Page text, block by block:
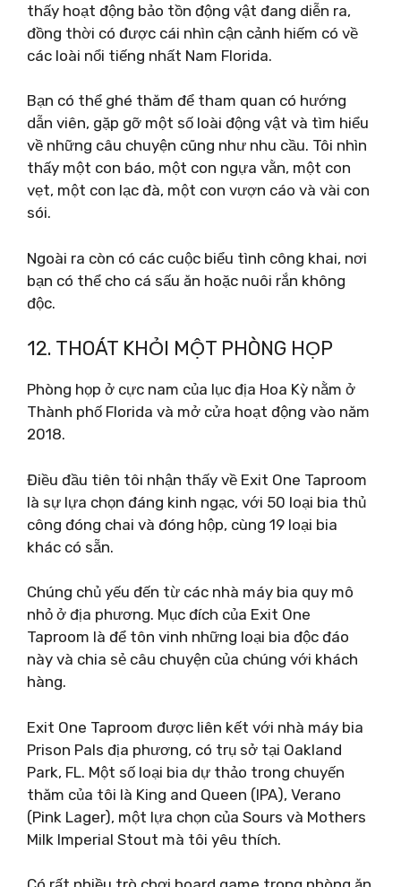
thấy hoạt động bảo tồn động vật đang diễn ra,
đồng thời có được cái nhìn cận cảnh hiếm có về
các loài nổi tiếng nhất Nam Florida.
Bạn có thể ghé thăm để tham quan có hướng
dẫn viên, gặp gỡ một số loài động vật và tìm hiểu
về những câu chuyện cũng như nhu cầu. Tôi nhìn
thấy một con báo, một con ngựa vằn, một con
vẹt, một con lạc đà, một con vượn cáo và vài con
sói.
Ngoài ra còn có các cuộc biểu tình công khai, nơi
bạn có thể cho cá sấu ăn hoặc nuôi rắn không
độc.
12. THOÁT KHỎI MỘT PHÒNG HỌP
Phòng họp ở cực nam của lục địa Hoa Kỳ nằm ở
Thành phố Florida và mở cửa hoạt động vào năm
2018.
Điều đầu tiên tôi nhận thấy về Exit One Taproom
là sự lựa chọn đáng kinh ngạc, với 50 loại bia thủ
công đóng chai và đóng hộp, cùng 19 loại bia
khác có sẵn.
Chúng chủ yếu đến từ các nhà máy bia quy mô
nhỏ ở địa phương. Mục đích của Exit One
Taproom là để tôn vinh những loại bia độc đáo
này và chia sẻ câu chuyện của chúng với khách
hàng.
Exit One Taproom được liên kết với nhà máy bia
Prison Pals địa phương, có trụ sở tại Oakland
Park, FL. Một số loại bia dự thảo trong chuyến
thăm của tôi là King and Queen (IPA), Verano
(Pink Lager), một lựa chọn của Sours và Mothers
Milk Imperial Stout mà tôi yêu thích.